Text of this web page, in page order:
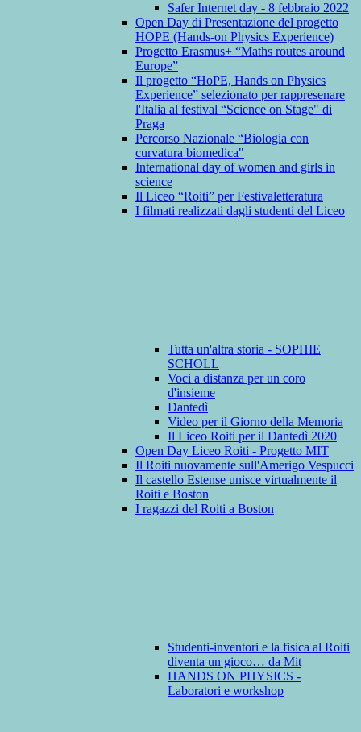
Safer Internet day - 8 febbraio 2022
Open Day di Presentazione del progetto
HOPE (Hands-on Physics Experience)
Progetto Erasmus+ “Maths routes around
Europe”
Il progetto “HoPE, Hands on Physics
Experience” selezionato per rappresenare
l'Italia al festival “Science on Stage" di
Praga
Percorso Nazionale “Biologia con
curvatura biomedica"
International day of women and girls in
science
Il Liceo “Roiti” per Festivaletteratura
I filmati realizzati dagli studenti del Liceo
Tutta un'altra storia - SOPHIE
SCHOLL
Voci a distanza per un coro
d'insieme
Dantedì
Video per il Giorno della Memoria
Il Liceo Roiti per il Dantedì 2020
Open Day Liceo Roiti - Progetto MIT
Il Roiti nuovamente sull'Amerigo Vespucci
Il castello Estense unisce virtualmente il
Roiti e Boston
I ragazzi del Roiti a Boston
Studenti-inventori e la fisica al Roiti
diventa un gioco… da Mit
HANDS ON PHYSICS -
Laboratori e workshop